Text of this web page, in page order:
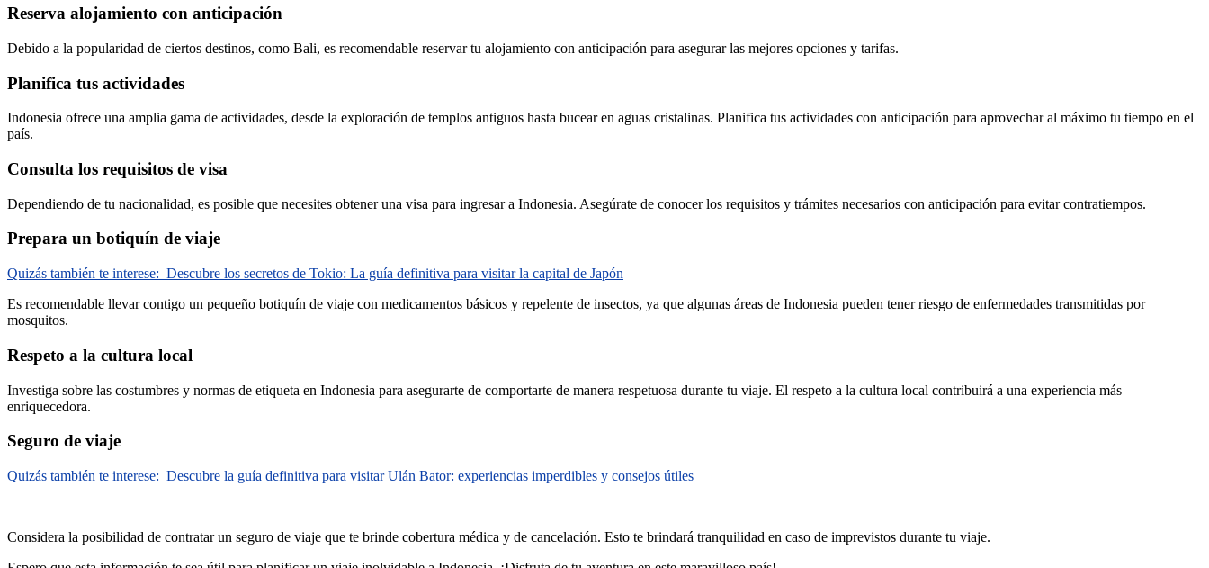
Reserva alojamiento con anticipación
Debido a la popularidad de ciertos destinos, como Bali, es recomendable reservar tu alojamiento con anticipación para asegurar las mejores opciones y tarifas.
Planifica tus actividades
Indonesia ofrece una amplia gama de actividades, desde la exploración de templos antiguos hasta bucear en aguas cristalinas. Planifica tus actividades con anticipación para aprovechar al máximo tu tiempo en el
país.
Consulta los requisitos de visa
Dependiendo de tu nacionalidad, es posible que necesites obtener una visa para ingresar a Indonesia. Asegúrate de conocer los requisitos y trámites necesarios con anticipación para evitar contratiempos.
Prepara un botiquín de viaje
Quizás también te interese: Descubre los secretos de Tokio: La guía definitiva para visitar la capital de Japón
Es recomendable llevar contigo un pequeño botiquín de viaje con medicamentos básicos y repelente de insectos, ya que algunas áreas de Indonesia pueden tener riesgo de enfermedades transmitidas por
mosquitos.
Respeto a la cultura local
Investiga sobre las costumbres y normas de etiqueta en Indonesia para asegurarte de comportarte de manera respetuosa durante tu viaje. El respeto a la cultura local contribuirá a una experiencia más
enriquecedora.
Seguro de viaje
Quizás también te interese: Descubre la guía definitiva para visitar Ulán Bator: experiencias imperdibles y consejos útiles
Considera la posibilidad de contratar un seguro de viaje que te brinde cobertura médica y de cancelación. Esto te brindará tranquilidad en caso de imprevistos durante tu viaje.